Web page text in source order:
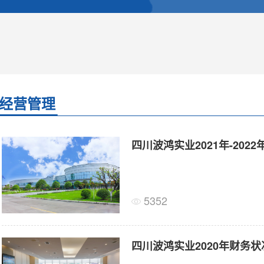
营管理
四川波鸿实业2021年-2022
5352
四川波鸿实业2020年财务